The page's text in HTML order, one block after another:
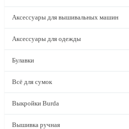
Аксессуары для вышивальных машин
Аксессуары для одежды
Булавки
Всё для сумок
Выкройки Burda
Вышивка ручная